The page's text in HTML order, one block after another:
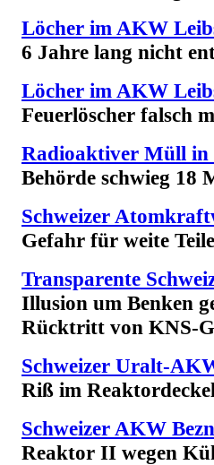
Löcher im AKW
6 Jahre lang nicht
Löcher im AKW
Feuerlöscher falsch
Radioaktiver Müll in
Behörde schwieg 18
Schweizer
Gefahr für weite Teile
Transparente
Illusion um Benken
Rücktritt von KNS-
Schweizer Uralt-
Riß im
Schweizer AKW
Reaktor II wegen